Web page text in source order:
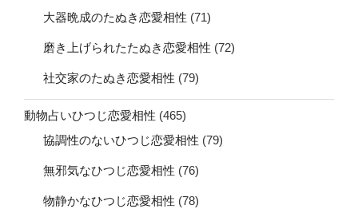
大器晩成のたぬき恋愛相性 (71)
磨き上げられたたぬき恋愛相性 (72)
社交家のたぬき恋愛相性 (79)
動物占いひつじ恋愛相性 (465)
協調性のないひつじ恋愛相性 (79)
無邪気なひつじ恋愛相性 (76)
物静かなひつじ恋愛相性 (78)